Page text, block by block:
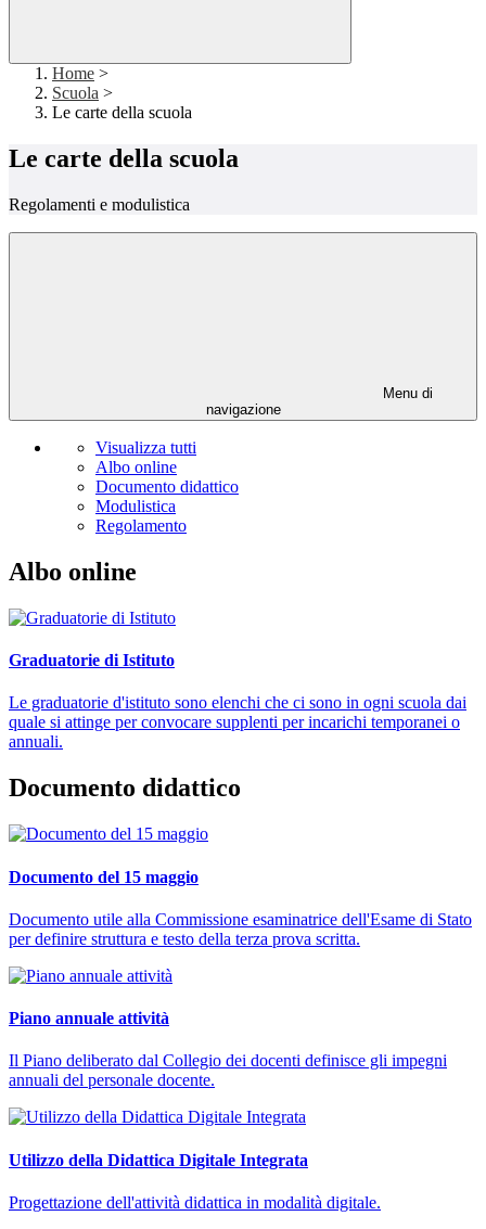
Home >
Scuola >
Le carte della scuola
Le carte della scuola
Regolamenti e modulistica
Menu di
navigazione
Visualizza tutti
Albo online
Documento didattico
Modulistica
Regolamento
Albo online
Graduatorie di Istituto
Le graduatorie d'istituto sono elenchi che ci sono in ogni scuola dai
quale si attinge per convocare supplenti per incarichi temporanei o
annuali.
Documento didattico
Documento del 15 maggio
Documento utile alla Commissione esaminatrice dell'Esame di Stato
per definire struttura e testo della terza prova scritta.
Piano annuale attività
Il Piano deliberato dal Collegio dei docenti definisce gli impegni
annuali del personale docente.
Utilizzo della Didattica Digitale Integrata
Progettazione dell'attività didattica in modalità digitale.